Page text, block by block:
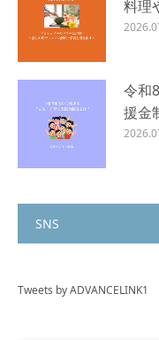
料理
令和
援金
SNS
Tweets by ADVANCELINK1